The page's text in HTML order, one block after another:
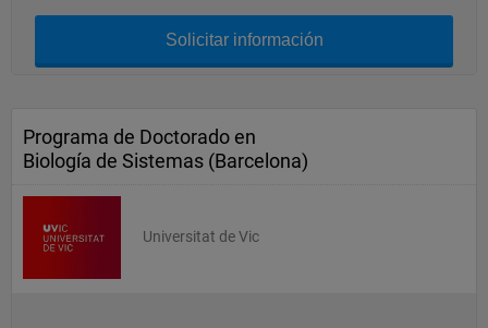
Solicitar información
Programa de Doctorado en
Biología de Sistemas (Barcelona)
Universitat de Vic